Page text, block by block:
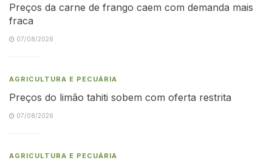
Preços da carne de frango caem com demanda mais
fraca
07/08/2026
AGRICULTURA E PECUÁRIA
Preços do limão tahiti sobem com oferta restrita
07/08/2026
AGRICULTURA E PECUÁRIA